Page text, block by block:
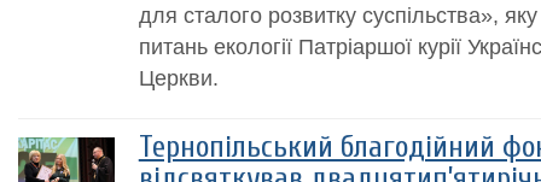
для сталого розвитку суспільства»,
питань екології Патріаршої курії
Церкви.
Тернопільський благодійний